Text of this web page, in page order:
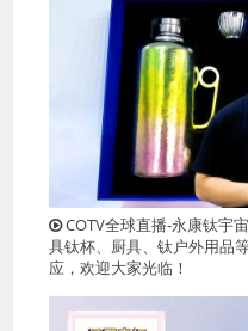
COTV全球直播-永康钛宇
具钛杯、厨具、钛户外用品
应，欢迎大家光临！